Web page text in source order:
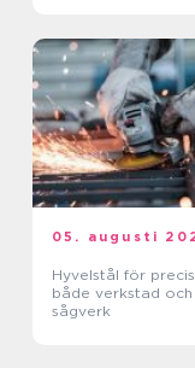
05. augusti
Hyvelstål för
både verkstad och
sågverk